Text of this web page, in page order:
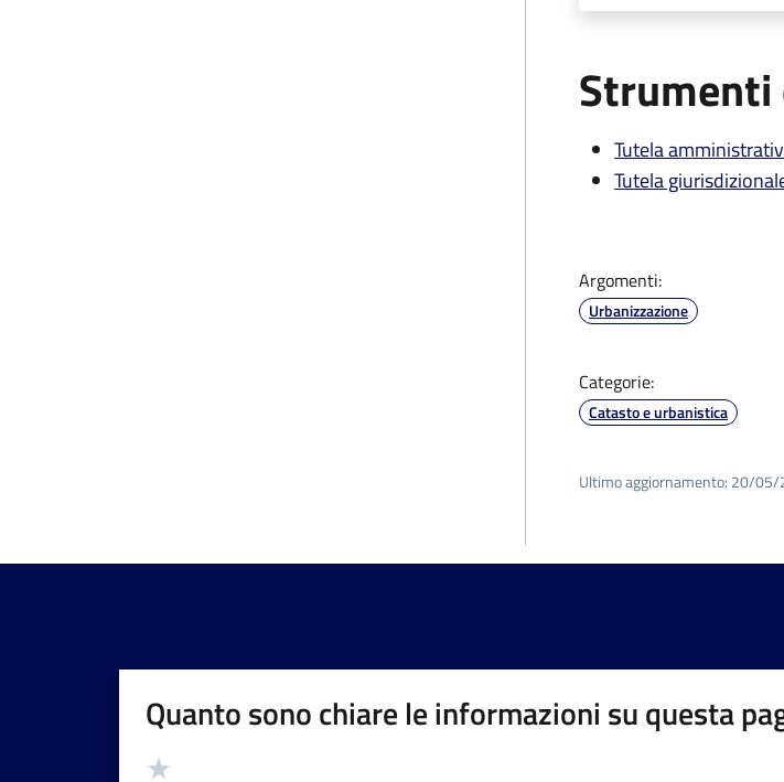
Tutela
Tutela
Argomenti:
Urbanizzazione
Categorie:
Catasto e urbanistica
Ultimo aggiornamento: 20/05/
Quanto sono chiare le informazioni su questa
Valutazione